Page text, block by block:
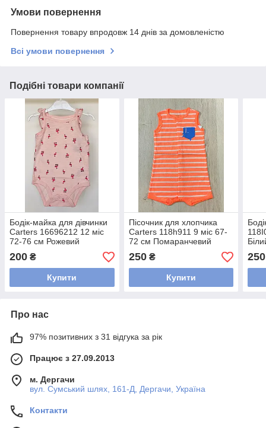
Умови повернення
Повернення товару впродовж 14 днів за домовленістю
Всі умови повернення
Подібні товари компанії
Бодік-майка для дівчинки
Carters 16696212 12 міс
72-76 см Рожевий
200 ₴
Купити
Пісочник для хлопчика
Carters 118h911 9 міс 67-
72 см Помаранчевий
250₴
Купити
250
Про нас
97% позитивних з 31 відгука за рік
Працює з 27.09.2013
м. Дергачи
вул. Сумський шлях, 161-Д, Дергачи, Україна
Контакти